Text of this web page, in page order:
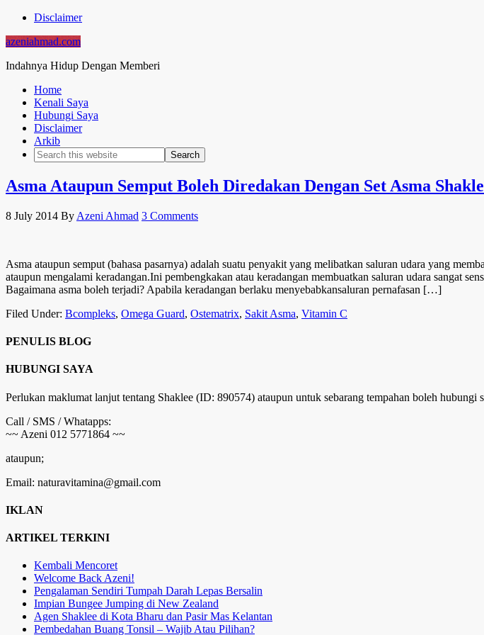
Disclaimer
azeniahmad.com
Indahnya Hidup Dengan Memberi
Home
Kenali Saya
Hubungi Saya
Disclaimer
Arkib
Asma Ataupun Semput Boleh Diredakan Dengan Set Asma
8 July 2014 By Azeni Ahmad 3 Comments
Asma ataupun semput (bahasa pasarnya) adalah suatu penyakit yang melibatkan saluran udara yang
ataupun mengalami keradangan.Ini pembengkakan atau keradangan membuatkan saluran udara sangat
Bagaimana asma boleh terjadi? Apabila keradangan berlaku menyebabkansaluran pernafasan […]
Filed Under: Bcompleks, Omega Guard, Ostematrix, Sakit Asma, Vitamin C
PENULIS BLOG
HUBUNGI SAYA
Perlukan maklumat lanjut tentang Shaklee (ID: 890574) ataupun untuk sebarang tempahan boleh hubungi
Call / SMS / Whatapps:
~~ Azeni 012 5771864 ~~
ataupun;
Email: naturavitamina@gmail.com
IKLAN
ARTIKEL TERKINI
Kembali Mencoret
Welcome Back Azeni!
Pengalaman Sendiri Tumpah Darah Lepas Bersalin
Impian Bungee Jumping di New Zealand
Agen Shaklee di Kota Bharu dan Pasir Mas Kelantan
Pembedahan Buang Tonsil – Wajib Atau Pilihan?